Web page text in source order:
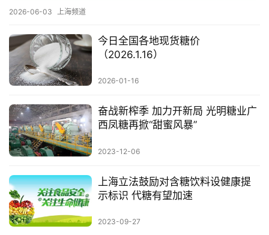
糖
网
公
众
现
货
价
2026-06-03 上海频道
今日全国各地现货糖价
（2026.1.16）
2026-01-16
奋战新榨季 加力开新局 光明糖业广
西凤糖再掀“甜蜜风暴”
2023-12-06
上海立法鼓励对含糖饮料设健康提
示标识 代糖有望加速
2023-09-27